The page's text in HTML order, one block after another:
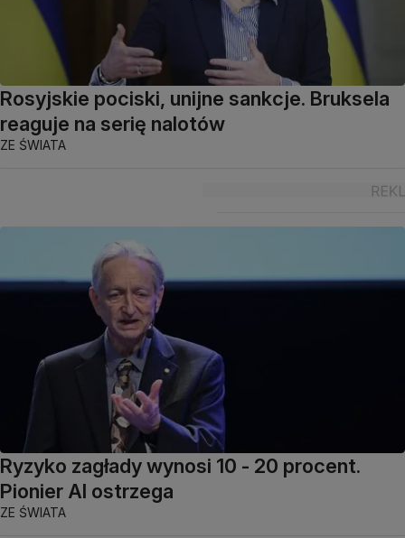
Rosyjskie pociski, unijne sankcje. Bruksela
reaguje na serię nalotów
ZE ŚWIATA
Ryzyko zagłady wynosi 10 - 20 procent.
Pionier AI ostrzega
ZE ŚWIATA